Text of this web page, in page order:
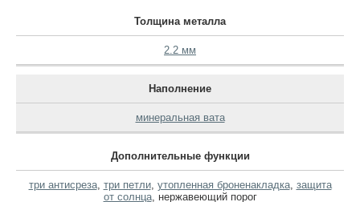
Толщина металла
2.2 мм
Наполнение
минеральная вата
Дополнительные функции
три антисреза, три петли, утопленная броненакладка, защита
от солнца, нержавеющий порог